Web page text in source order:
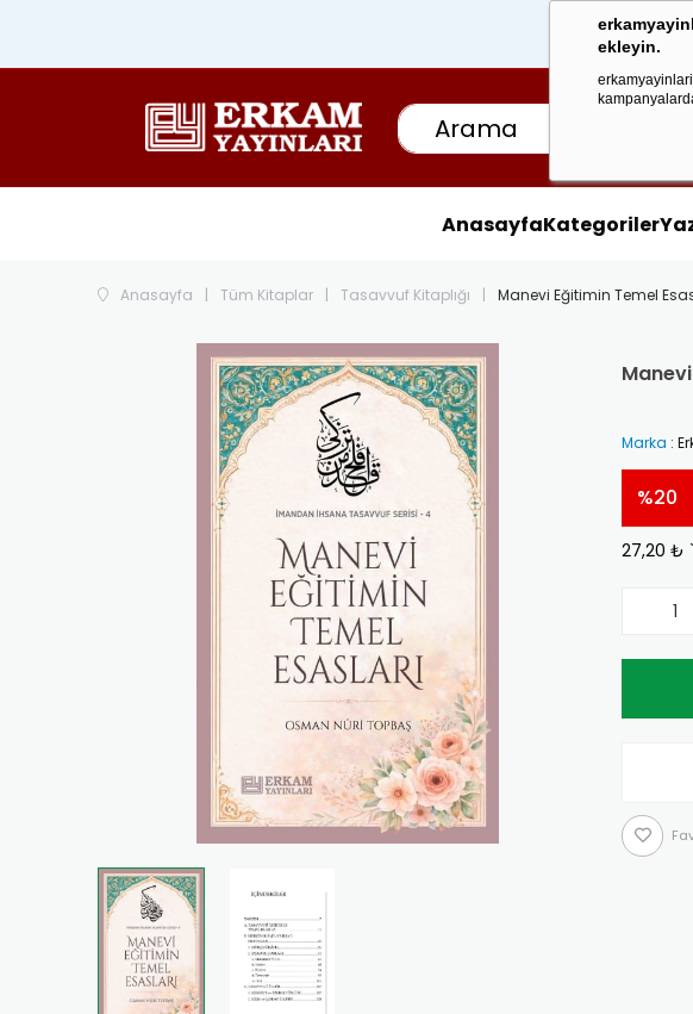
ekleyin.
AnasayfaKategoriler
Anasayfa Tüm Kitaplar Tasavvuf Kitaplığı Manevi Eğitimin Temel
Marka :
%20
İndirim
27,20 ₺